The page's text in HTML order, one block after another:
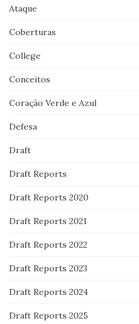
Ataque
Coberturas
College
Conceitos
Coração Verde e Azul
Defesa
Draft
Draft Reports
Draft Reports 2020
Draft Reports 2021
Draft Reports 2022
Draft Reports 2023
Draft Reports 2024
Draft Reports 2025